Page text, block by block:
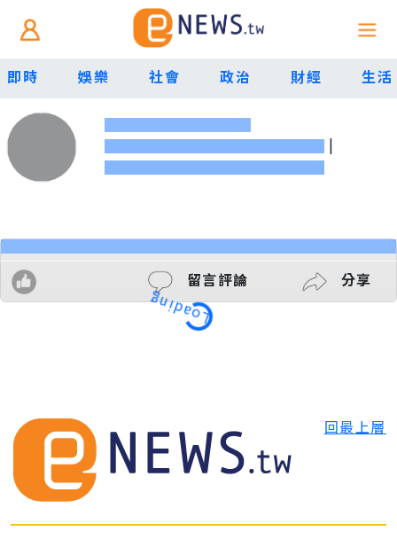
即時 娛樂 社會 政治 財經 生活
|
留言評論 分享
Loading
回最上層